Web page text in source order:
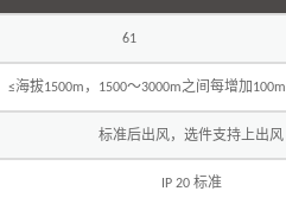
61
≤海拔1500m ， 1500～3000m之间每增加 100m
标准后出风，选件支持上出风
IP 20 标准